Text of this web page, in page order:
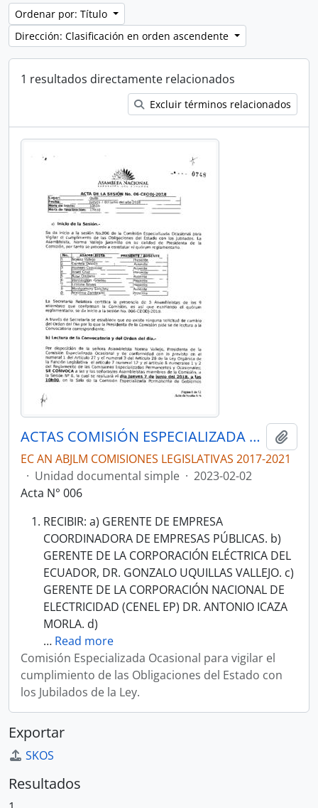
Ordenar por: Título
Dirección: Clasificación en orden ascendente
1 resultados directamente relacionados
Excluir términos relacionados
ACTAS COMISIÓN ESPECIALIZADA OCASIONAL POR LA VERDAD, JUSTICIA Y LA LUCHA CONTRA LA CORRUPCIÓN, EN EL CASO “EL GRAN PADRINO”
EC AN ABJLM COMISIONES LEGISLATIVAS 2017-2021
· Unidad documental simple · 2023-02-02
Acta N° 006
RECIBIR: a) GERENTE DE EMPRESA
COORDINADORA DE EMPRESAS PÚBLICAS. b)
GERENTE DE LA CORPORACIÓN ELÉCTRICA DEL
ECUADOR, DR. GONZALO UQUILLAS VALLEJO. c)
GERENTE DE LA CORPORACIÓN NACIONAL DE
ELECTRICIDAD (CENEL EP) DR. ANTONIO ICAZA
MORLA. d)
… Read more
Comisión Especializada Ocasional para vigilar el
cumplimiento de las Obligaciones del Estado con
los Jubilados de la Ley.
Exportar
SKOS
Resultados